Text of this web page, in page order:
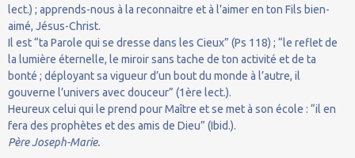
lect.) ; apprends-nous à la reconnaitre et à l’aimer en ton Fils bien-
aimé, Jésus-Christ.
Il est “ta Parole qui se dresse dans les Cieux” (Ps 118) ; “le reflet de
la lumière éternelle, le miroir sans tache de ton activité et de ta
bonté ; déployant sa vigueur d’un bout du monde à l’autre, il
gouverne l’univers avec douceur” (1ère lect.).
Heureux celui qui le prend pour Maître et se met à son école : “il en
fera des prophètes et des amis de Dieu” (Ibid.).
Père Joseph-Marie.